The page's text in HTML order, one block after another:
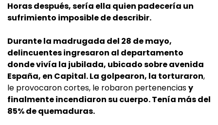
Horas después, sería ella quien padecería un
sufrimiento imposible de describir.
Durante la madrugada del 28 de mayo,
delincuentes ingresaron al departamento
donde vivía la jubilada, ubicado sobre avenida
España, en Capital. La golpearon, la torturaron,
le provocaron cortes, le robaron pertenenciasy
finalmente incendiaron su cuerpo. Tenía más del
85% de quemaduras.